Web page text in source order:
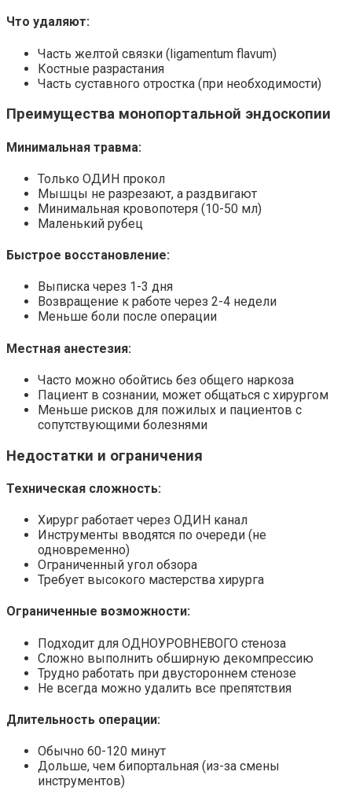
Что удаляют:
Часть желтой связки (ligamentum flavum)
Костные разрастания
Часть суставного отростка (при необходимости)
Преимущества монопортальной эндоскопии
Минимальная травма:
Только ОДИН прокол
Мышцы не разрезают, а раздвигают
Минимальная кровопотеря (10-50 мл)
Маленький рубец
Быстрое восстановление:
Выписка через 1-3 дня
Возвращение к работе через 2-4 недели
Меньше боли после операции
Местная анестезия:
Часто можно обойтись без общего наркоза
Пациент в сознании, может общаться с хирургом
Меньше рисков для пожилых и пациентов с
сопутствующими болезнями
Недостатки и ограничения
Техническая сложность:
Хирург работает через ОДИН канал
Инструменты вводятся по очереди (не
одновременно)
Ограниченный угол обзора
Требует высокого мастерства хирурга
Ограниченные возможности:
Подходит для ОДНОУРОВНЕВОГО стеноза
Сложно выполнить обширную декомпрессию
Трудно работать при двустороннем стенозе
Не всегда можно удалить все препятствия
Длительность операции:
Обычно 60-120 минут
Дольше, чем бипортальная (из-за смены
инструментов)